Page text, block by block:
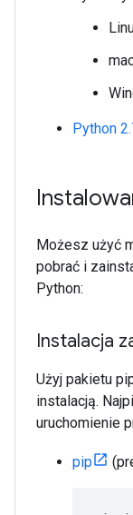
Python
Możesz użyć
pobrać i
Python:
Instalacja
Użyj pakietu
instalacją.
uruchomienie
pip